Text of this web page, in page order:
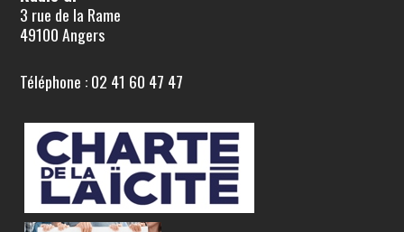
3 rue de la Rame
49100 Angers
Téléphone : 02 41 60 47 47